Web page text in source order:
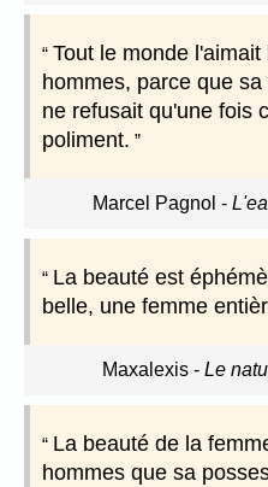
Tout le monde
hommes, parce que
ne refusait qu'une fois
poliment.
Marcel Pagnol -
La beauté est
belle, une femme
Maxalexis- Le
La beauté de la
hommes que sa